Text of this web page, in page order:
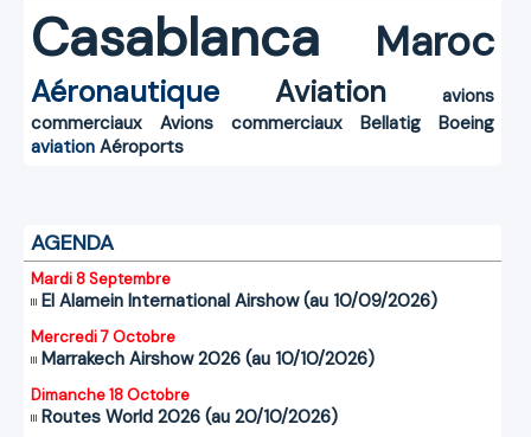
Casablanca Maroc
Aéronautique Aviation
avions
commerciaux
Avions commerciaux Bellatig
Boeing
aviation Aéroports
AGENDA
Mardi 8 Septembre
El Alamein International Airshow (au 10/09/2026)
Mercredi 7 Octobre
Marrakech Airshow 2026 (au 10/10/2026)
Dimanche 18 Octobre
Routes World 2026 (au 20/10/2026)